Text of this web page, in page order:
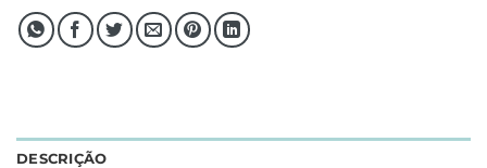
DESCRIÇÃO